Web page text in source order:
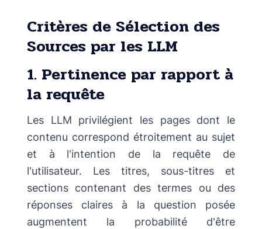
Critères de Sélection des
Sources par les LLM
1. Pertinence par rapport à
la requête
Les LLM privilégient les pages dont le
contenu correspond étroitement au sujet
et à l'intention de la requête de
l'utilisateur. Les titres, sous-titres et
sections contenant des termes ou des
réponses claires à la question posée
augmentent la probabilité d'être